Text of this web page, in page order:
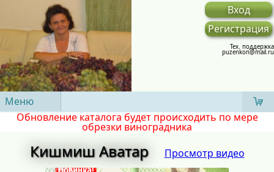
Вход
Регистрация
Тех. поддержка
puzenkon@mail.ru
Меню
Обновление каталога будет происходить по мере
обрезки виноградника
Кишмиш Аватар Просмотр видео